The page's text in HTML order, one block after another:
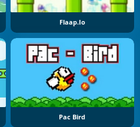
Flaap.io
Pac Bird